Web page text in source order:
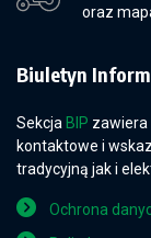
oraz
Biuletyn
Sekcja BIP zawiera
kontaktowe i
tradycyjną jak i
Ochrona